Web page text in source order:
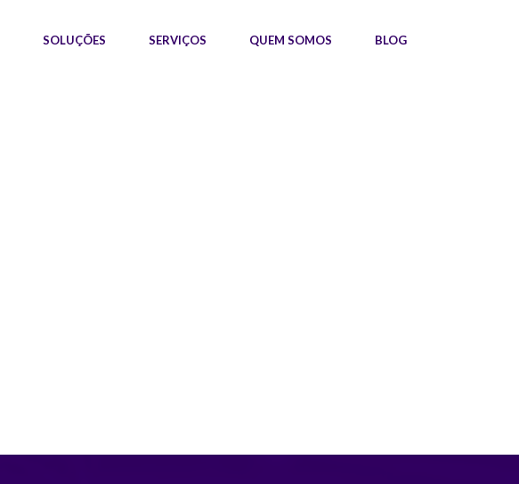
SOLUÇÕES SERVIÇOS QUEM SOMOS BLOG